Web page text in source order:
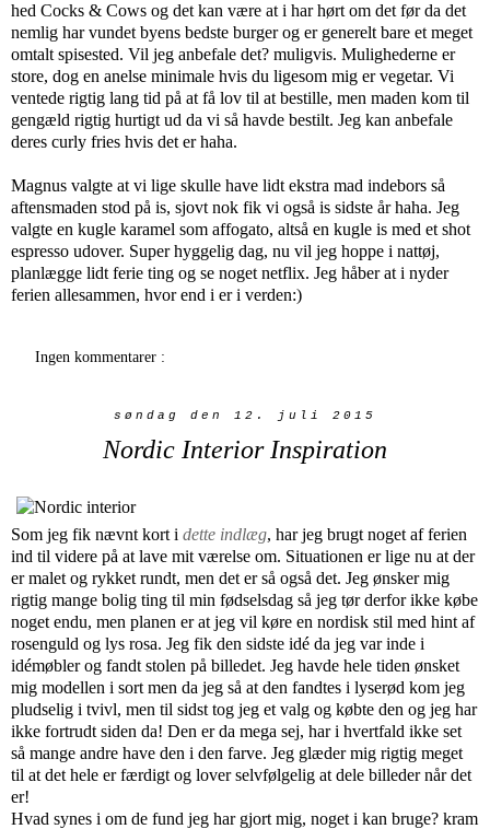
hed Cocks & Cows og det kan være at i har hørt om det før da det
nemlig har vundet byens bedste burger og er generelt bare et meget
omtalt spisested. Vil jeg anbefale det? muligvis. Mulighederne er
store, dog en anelse minimale hvis du ligesom mig er vegetar. Vi
ventede rigtig lang tid på at få lov til at bestille, men maden kom til
gengæld rigtig hurtigt ud da vi så havde bestilt. Jeg kan anbefale
deres curly fries hvis det er haha.
Magnus valgte at vi lige skulle have lidt ekstra mad indebors så
aftensmaden stod på is, sjovt nok fik vi også is sidste år haha. Jeg
valgte en kugle karamel som affogato, altså en kugle is med et shot
espresso udover. Super hyggelig dag, nu vil jeg hoppe i nattøj,
planlægge lidt ferie ting og se noget netflix. Jeg håber at i nyder
ferien allesammen, hvor end i er i verden:)
Ingen kommentarer :
søndag den 12. juli 2015
Nordic Interior Inspiration
Som jeg fik nævnt kort i dette indlæg, har jeg brugt noget af ferien
ind til videre på at lave mit værelse om. Situationen er lige nu at der
er malet og rykket rundt, men det er så også det. Jeg ønsker mig
rigtig mange bolig ting til min fødselsdag så jeg tør derfor ikke købe
noget endu, men planen er at jeg vil køre en nordisk stil med hint af
rosenguld og lys rosa. Jeg fik den sidste idé da jeg var inde i
idémøbler og fandt stolen på billedet. Jeg havde hele tiden ønsket
mig modellen i sort men da jeg så at den fandtes i lyserød kom jeg
pludselig i tvivl, men til sidst tog jeg et valg og købte den og jeg har
ikke fortrudt siden da! Den er da mega sej, har i hvertfald ikke set
så mange andre have den i den farve. Jeg glæder mig rigtig meget
til at det hele er færdigt og lover selvfølgelig at dele billeder når det
er!
Hvad synes i om de fund jeg har gjort mig, noget i kan bruge? kram